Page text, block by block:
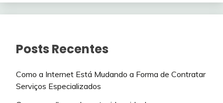
Posts Recentes
Como a Internet Está Mudando a Forma de Contratar
Serviços Especializados